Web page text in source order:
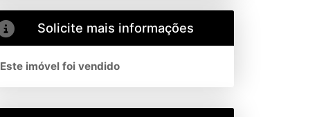
Solicite mais informações
Este imóvel foi vendido